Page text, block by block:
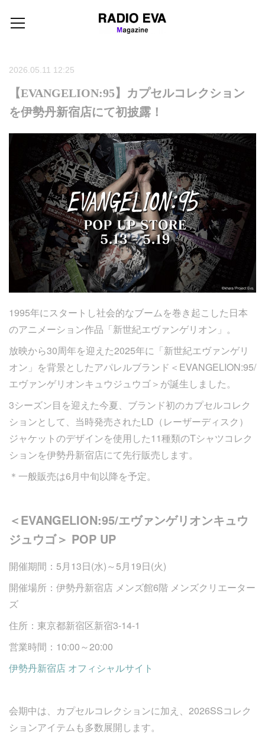
2026.05.11 12:25
【EVANGELION:95】カプセルコレクション
を伊勢丹新宿店にて初披露！
1995年にスタートし社会的なブームを巻き起こした日本
のアニメーション作品「新世紀エヴァンゲリオン」。
放映から30周年を迎えた2025年に「新世紀エヴァンゲリ
オン」を背景としたアパレルブランド＜EVANGELION:95/
エヴァンゲリオンキュウジュウゴ＞が誕生しました。
3シーズン目を迎えた今夏、ブランド初のカプセルコレク
ションとして、当時発売されたLD（レーザーディスク）
ジャケットのデザインを使用した11種類のTシャツコレク
ションを伊勢丹新宿店にて先行販売します。
＊一般販売は6月中旬以降を予定。
＜EVANGELION:95/エヴァンゲリオンキュウ
ジュウゴ＞ POP UP
開催期間：5月13日(水)～5月19日(火)
開催場所：伊勢丹新宿店 メンズ館6階 メンズクリエーター
ズ
住所：東京都新宿区新宿3-14-1
営業時間：10:00～20:00
伊勢丹新宿店 オフィシャルサイト
会期中は、カプセルコレクションに加え、2026SSコレク
ションアイテムも多数展開します。